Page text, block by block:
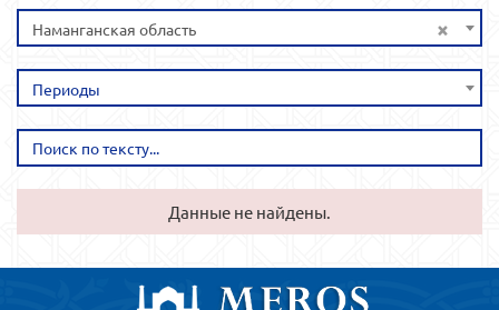
×
Наманганская область
Периоды
Данные не найдены.